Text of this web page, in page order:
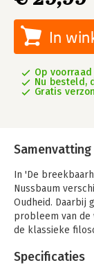
In
Op voorraad
Nu besteld,
Gratis
Samenvatting
In 'De
Nussbaum
Oudheid. Daarbij
probleem van de
de klassieke
onbeheersbare
Specificaties